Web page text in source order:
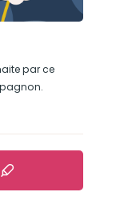
par ce